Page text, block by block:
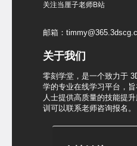
关注当厘子老师B站
邮箱：
关于我们
零刻学堂，是一个致力于
学的专业在线学习平台，
人士提供高质量的技能提
训可以联系老师咨询报名。